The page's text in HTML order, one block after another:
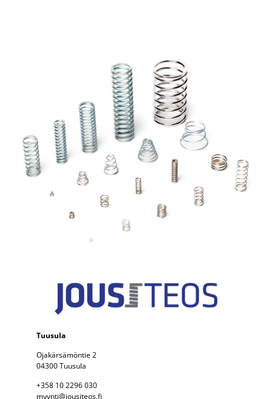
Tuusula
Ojakärsämöntie 2
04300 Tuusula
+358 10 2296 030
myynti@jousiteos.fi